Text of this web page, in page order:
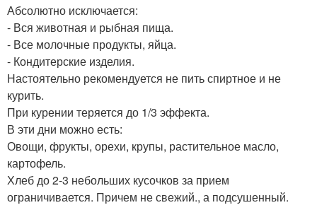
Абсолютно исключается:
- Вся животная и рыбная пища.
- Все молочные продукты, яйца.
- Кондитерские изделия.
Настоятельно рекомендуется не пить спиртное и не
курить.
При курении теряется до 1/3 эффекта.
В эти дни можно есть:
Овощи, фрукты, орехи, крупы, растительное масло,
картофель.
Хлеб до 2-3 небольших кусочков за прием
ограничивается. Причем не свежий., а подсушенный.